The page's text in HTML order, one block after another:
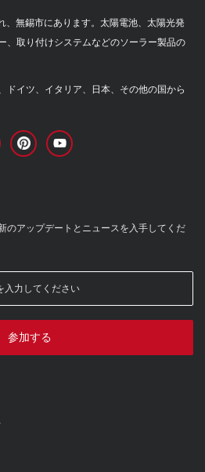
、無錫市にあります。太陽電池、太陽光発
、取り付けシステムなどのソーラー製品の
ドイツ、イタリア、日本、その他の国から
のアップデートとニュースを入手してくだ
参加する